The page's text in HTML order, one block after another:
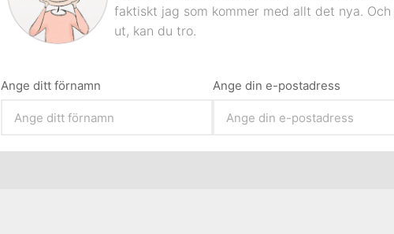
faktiskt jag som kommer med allt det nya.
ut, kan du tro.
Ange ditt förnamn Ange din e-postadress